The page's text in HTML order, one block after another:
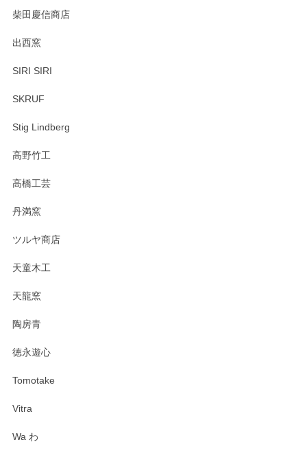
柴田慶信商店
出西窯
SIRI SIRI
SKRUF
Stig Lindberg
高野竹工
高橋工芸
丹満窯
ツルヤ商店
天童木工
天龍窯
陶房青
徳永遊心
Tomotake
Vitra
Wa わ